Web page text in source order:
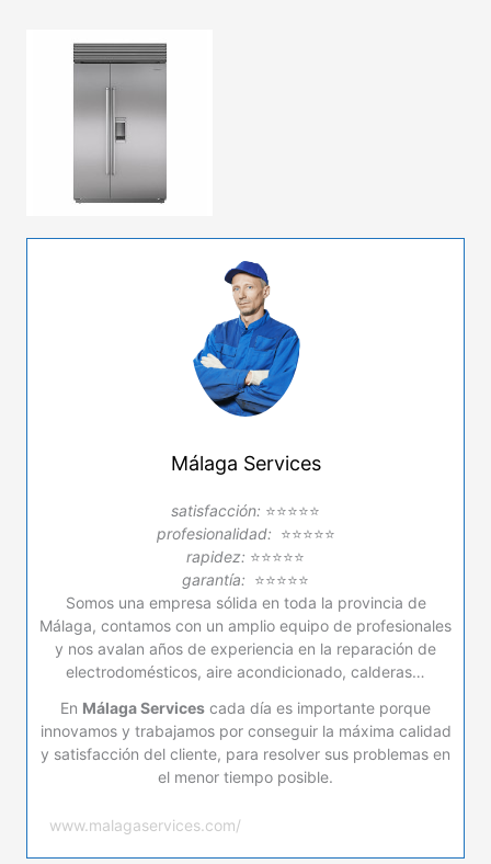
Málaga Services
satisfacción: ⭐⭐⭐⭐⭐
profesionalidad: ⭐⭐⭐⭐⭐
rapidez: ⭐⭐⭐⭐⭐
garantía: ⭐⭐⭐⭐⭐
Somos una empresa sólida en toda la provincia de
Málaga, contamos con un amplio equipo de profesionales
y nos avalan años de experiencia en la reparación de
electrodomésticos, aire acondicionado, calderas…
En Málaga Services cada día es importante porque
innovamos y trabajamos por conseguir la máxima calidad
y satisfacción del cliente, para resolver sus problemas en
el menor tiempo posible.
www.malagaservices.com/